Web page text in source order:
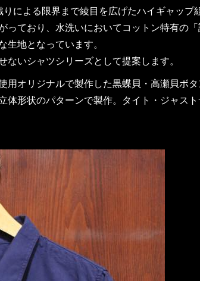
による限界まで綾目を広げたハイギャッ
っており、水洗いにおいてコットン特有の
生地となっています。
いシャツシリーズとして提案します。
用オリジナルで製作した黒蝶貝・高瀬貝ボ
体形状のパターンで製作。タイト・ジャス